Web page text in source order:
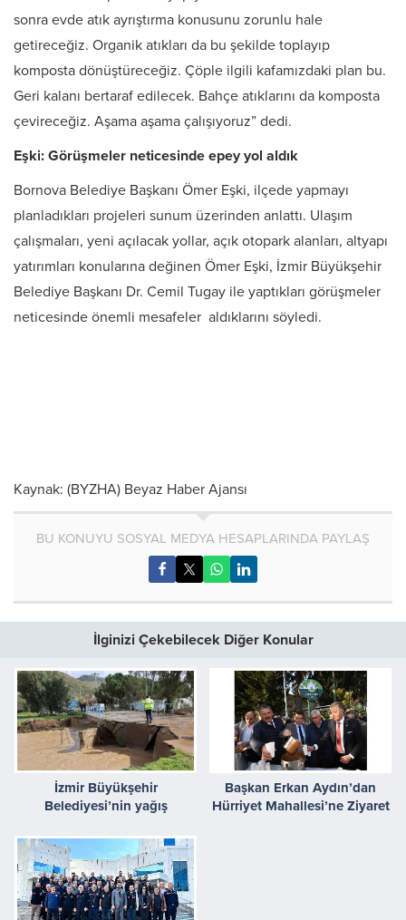
sonra evde atık ayrıştırma konusunu zorunlu hale
getireceğiz. Organik atıkları da bu şekilde toplayıp
komposta dönüştüreceğiz. Çöple ilgili kafamızdaki plan bu.
Geri kalanı bertaraf edilecek. Bahçe atıklarını da komposta
çevireceğiz. Aşama aşama çalışıyoruz” dedi.
Eşki: Görüşmeler neticesinde epey yol aldık
Bornova Belediye Başkanı Ömer Eşki, ilçede yapmayı
planladıkları projeleri sunum üzerinden anlattı. Ulaşım
çalışmaları, yeni açılacak yollar, açık otopark alanları, altyapı
yatırımları konularına değinen Ömer Eşki, İzmir Büyükşehir
Belediye Başkanı Dr. Cemil Tugay ile yaptıkları görüşmeler
neticesinde önemli mesafeler aldıklarını söyledi.
Kaynak: (BYZHA) Beyaz Haber Ajansı
BU KONUYU SOSYAL MEDYA HESAPLARINDA PAYLAŞ
İlginizi Çekebilecek Diğer Konular
İzmir Büyükşehir
Belediyesi’nin yağış
Başkan Erkan Aydın’dan
Hürriyet Mahallesi’ne Ziyaret